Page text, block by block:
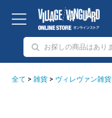
全て > 雑貨 > ヴィレヴァン雑貨